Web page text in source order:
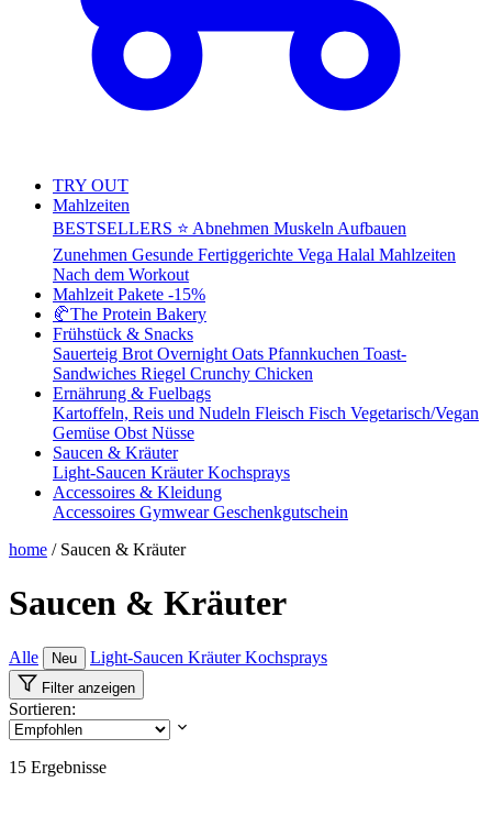
TRY OUT
Mahlzeiten
BESTSELLERS ⭐ Abnehmen Muskeln Aufbauen
Zunehmen Gesunde Fertiggerichte Vega Halal Mahlzeiten
Nach dem Workout
Mahlzeit Pakete -15%
🥐The Protein Bakery
Frühstück & Snacks
Sauerteig Brot Overnight Oats Pfannkuchen Toast-
Sandwiches Riegel Crunchy Chicken
Ernährung & Fuelbags
Kartoffeln, Reis und Nudeln Fleisch Fisch Vegetarisch/Vegan
Gemüse Obst Nüsse
Saucen & Kräuter
Light-Saucen KräuterKochsprays
Accessoires & Kleidung
Accessoires GymwearGeschenkgutschein
home / Saucen & Kräuter
Saucen & Kräuter
Alle Neu Light-Saucen KräuterKochsprays
Filter anzeigen
Sortieren:
15 Ergebnisse